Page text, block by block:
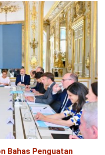
Bahas Penguatan